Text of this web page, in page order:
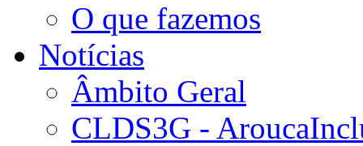
O que fazemos
Notícias
Âmbito Geral
CLDS3G -